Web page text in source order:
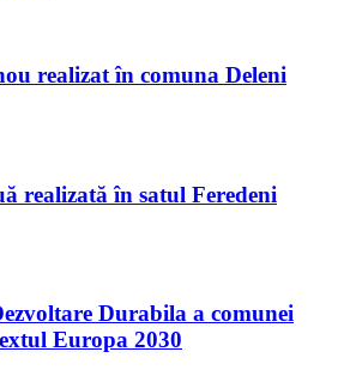
realizat în comuna Deleni
realizată în satul Feredeni
Durabila a comunei
Europa 2030